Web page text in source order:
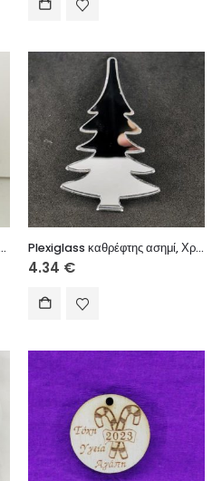
πράσινος 5 εκ. Plexiglass καθρέφτης ασημί, Χριστουγεννιάτικο δέντρο, 8 εκ.
4.34 €